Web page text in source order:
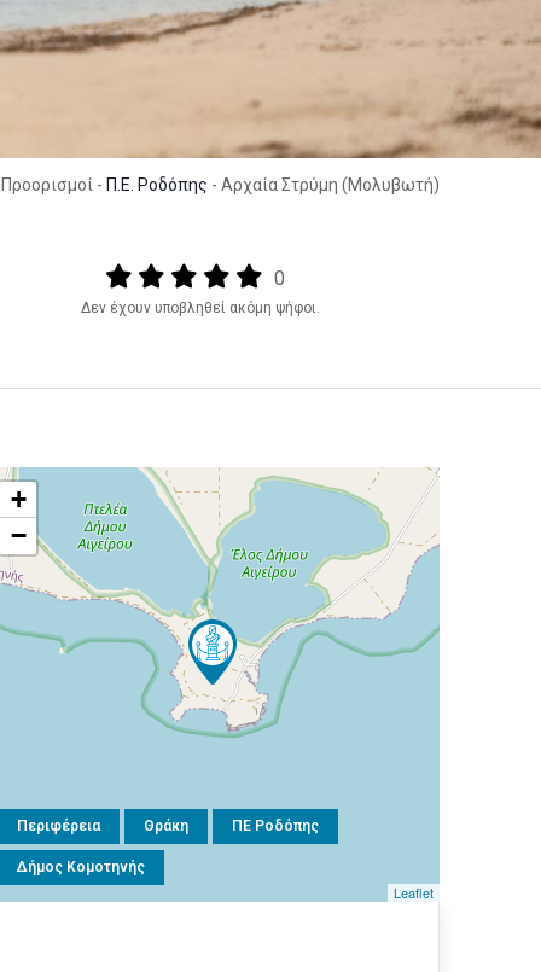
- Π.Ε. Ροδόπης - Αρχαία Στρύμη (Μολυβωτή)
Output format
(star)(star)(star)(star)(star)
0
Δεν έχουν υποβληθεί ακόμη ψήφοι.
Περιφέρεια Θράκη ΠΕ Ροδόπης
Δήμος Κομοτηνής
+
−
Leaflet